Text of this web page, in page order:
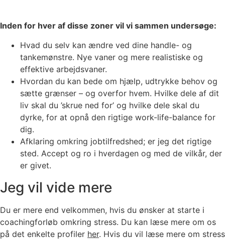
Inden for hver af disse zoner vil vi sammen undersøge:
Hvad du selv kan ændre ved dine handle- og
tankemønstre. Nye vaner og mere realistiske og
effektive arbejdsvaner.
Hvordan du kan bede om hjælp, udtrykke behov og
sætte grænser – og overfor hvem. Hvilke dele af dit
liv skal du ’skrue ned for’ og hvilke dele skal du
dyrke, for at opnå den rigtige work-life-balance for
dig.
Afklaring omkring jobtilfredshed; er jeg det rigtige
sted. Accept og ro i hverdagen og med de vilkår, der
er givet.
Jeg vil vide mere
Du er mere end velkommen, hvis du ønsker at starte i
coachingforløb omkring stress. Du kan læse mere om os
på det enkelte profiler her. Hvis du vil læse mere om stress